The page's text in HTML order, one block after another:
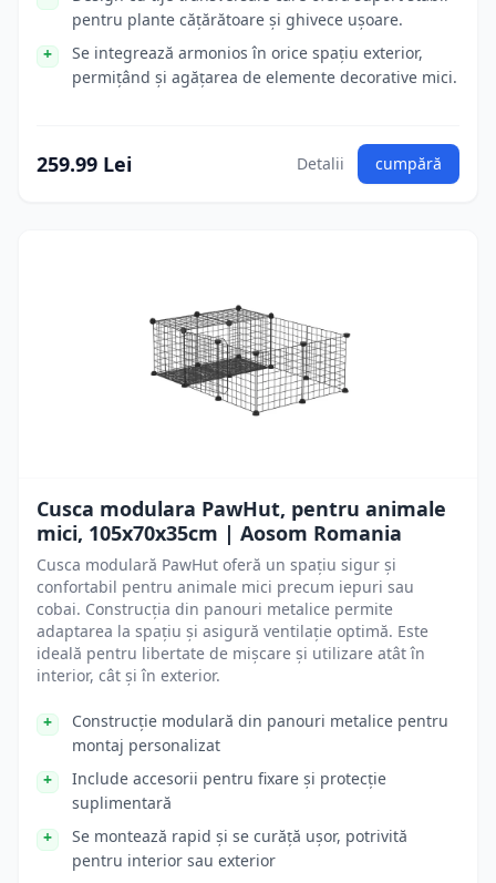
pentru plante cățărătoare și ghivece ușoare.
Se integrează armonios în orice spațiu exterior,
permițând și agățarea de elemente decorative mici.
259.99 Lei Detalii cumpără
Cusca modulara PawHut, pentru animale
mici, 105x70x35cm | Aosom Romania
Cusca modulară PawHut oferă un spațiu sigur și
confortabil pentru animale mici precum iepuri sau
cobai. Construcția din panouri metalice permite
adaptarea la spațiu și asigură ventilație optimă. Este
ideală pentru libertate de mișcare și utilizare atât în
interior, cât și în exterior.
Construcție modulară din panouri metalice pentru
montaj personalizat
Include accesorii pentru fixare și protecție
suplimentară
Se montează rapid și se curăță ușor, potrivită
pentru interior sau exterior